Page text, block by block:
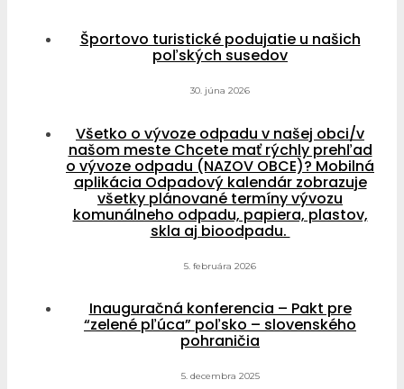
Športovo turistické podujatie u našich
poľských susedov
30. júna 2026
Všetko o vývoze odpadu v našej obci/v
našom meste Chcete mať rýchly prehľad
o vývoze odpadu (NAZOV OBCE)? Mobilná
aplikácia Odpadový kalendár zobrazuje
všetky plánované termíny vývozu
komunálneho odpadu, papiera, plastov,
skla aj bioodpadu.
5. februára 2026
Inauguračná konferencia – Pakt pre
“zelené pľúca” poľsko – slovenského
pohraničia
5. decembra 2025